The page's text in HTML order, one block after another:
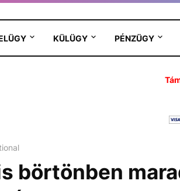
KÜLÜGY PÉNZÜGY
börtönben